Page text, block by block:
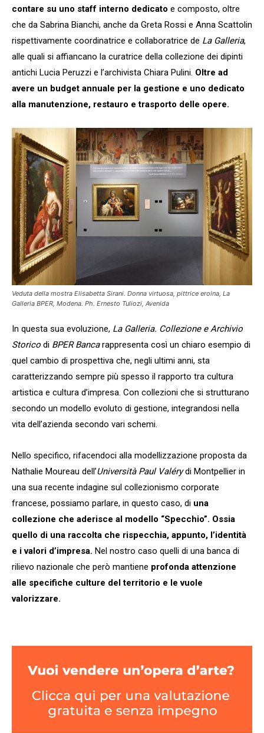
contare su uno staff interno dedicato e composto, oltre
che da Sabrina Bianchi, anche da Greta Rossi e Anna Scattolin
rispettivamente coordinatrice e collaboratrice de La Galleria,
alle quali si affiancano la curatrice della collezione dei dipinti
antichi Lucia Peruzzi e l’archivista Chiara Pulini. Oltre ad
avere un budget annuale per la gestione e uno dedicato
alla manutenzione, restauro e trasporto delle opere.
Veduta della mostra Elisabetta Sirani. Donna virtuosa, pittrice eroina, La
Galleria BPER, Modena. Ph. Ernesto Tuliozi, Avenida
In questa sua evoluzione, La Galleria. Collezione e Archivio
Storico di BPER Bancarappresenta così un chiaro esempio di
quel cambio di prospettiva che, negli ultimi anni, sta
caratterizzando sempre più spesso il rapporto tra cultura
artistica e cultura d’impresa. Con collezioni che si strutturano
secondo un modello evoluto di gestione, integrandosi nella
vita dell’azienda secondo vari schemi.
Nello specifico, rifacendoci alla modellizzazione proposta da
Nathalie Moureau dell’Università Paul Valérydi Montpellier in
una sua recente indagine sul collezionismo corporate
francese, possiamo parlare, in questo caso, di una
collezione che aderisce al modello “Specchio”. Ossia
quello di una raccolta che rispecchia, appunto, l’identità
e i valori d’impresa. Nel nostro caso quelli di una banca di
rilievo nazionale che però mantiene profonda attenzione
alle specifiche culture del territorio e le vuole
valorizzare.